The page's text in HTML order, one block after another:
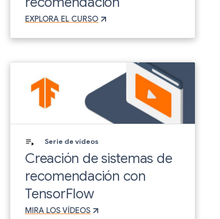
EXPLORA EL CURSO
Serie de vídeos
Creación de sistemas de
recomendación con
TensorFlow
MIRA LOS VÍDEOS